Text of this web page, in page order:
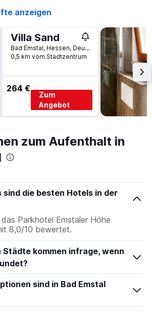
anzeigen
Villa Sand
Bad Emstal, Hessen, Deutschland
0,5 km vom Stadtzentrum
264 €
Zum
Angebot
zum Aufenthalt in
sind die besten Hotels in der
Parkhotel Emstaler Höhe
8,0/10 bewertet.
Städte kommen infrage, wenn
sind in Bad Emstal